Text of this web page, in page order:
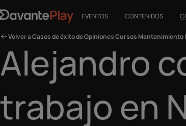
EVENTOS CONTENIDOS
Volver a Casos de éxito de Opiniones Cursos
Alejandro
trabajo en